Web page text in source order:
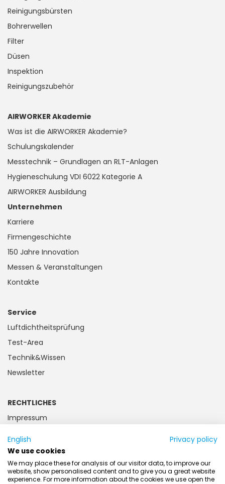
Reinigungsbürsten
Bohrerwellen
Filter
Düsen
Inspektion
Reinigungszubehör
AIRWORKER Akademie
Was ist die AIRWORKER Akademie?
Schulungskalender
Messtechnik – Grundlagen an RLT-Anlagen
Hygieneschulung VDI 6022 Kategorie A
AIRWORKER Ausbildung
Unternehmen
Karriere
Firmengeschichte
150 Jahre Innovation
Messen & Veranstaltungen
Kontakte
Service
Luftdichtheitsprüfung
Test-Area
Technik&Wissen
Newsletter
RECHTLICHES
Impressum
Kundeninformation
Batteriegesetz
AGB
English
Privacy policy
We use cookies
We may place these for analysis of our visitor data, to improve our
website, show personalised content and to give you a great website
experience. For more information about the cookies we use open the